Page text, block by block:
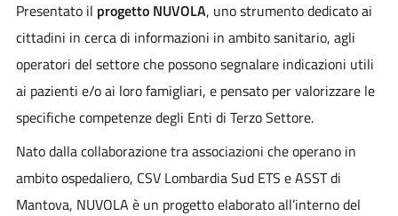
Presentato il progetto NUVOLA, uno strumento dedicato ai
cittadini in cerca di informazioni in ambito sanitario, agli
operatori del settore che possono segnalare indicazioni utili
ai pazienti e/o ai loro famigliari, e pensato per valorizzare le
specifiche competenze degli Enti di Terzo Settore.
Nato dalla collaborazione tra associazioni che operano in
ambito ospedaliero, CSV Lombardia Sud ETS e ASST di
Mantova, NUVOLA è un progetto elaborato all’interno del